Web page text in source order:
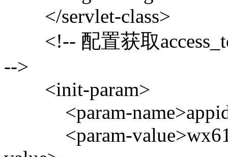
</servlet-class>
<!-- 配置获取
-->
<init-param>
<param-
<param-